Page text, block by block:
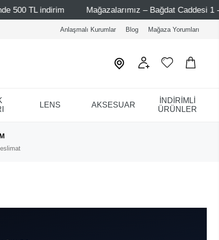
Mağazalarımız – Bağdat Caddesi 1 - Bağdat
Anlaşmalı Kurumlar Blog Mağaza Yorumları
LENS AKSESUAR
İNDİRİMLİ
ÜRÜNLER